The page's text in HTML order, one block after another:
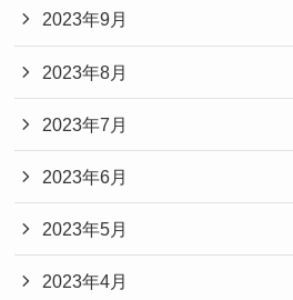
2023年9月
2023年8月
2023年7月
2023年6月
2023年5月
2023年4月